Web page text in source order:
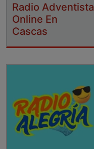
Radio Adventista
Online En
Cascas